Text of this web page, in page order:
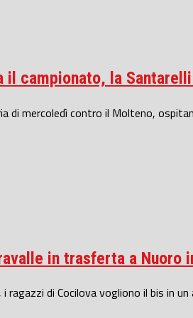
il campionato, la
di mercoledì contro il Molteno,
in trasferta a Nuoro
ragazzi di Cocilova vogliono il bis in